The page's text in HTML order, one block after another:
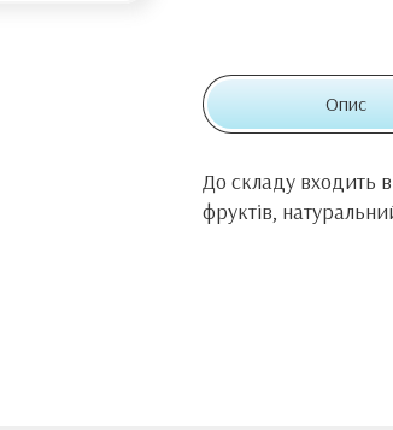
Опис
До складу входить
фруктів,